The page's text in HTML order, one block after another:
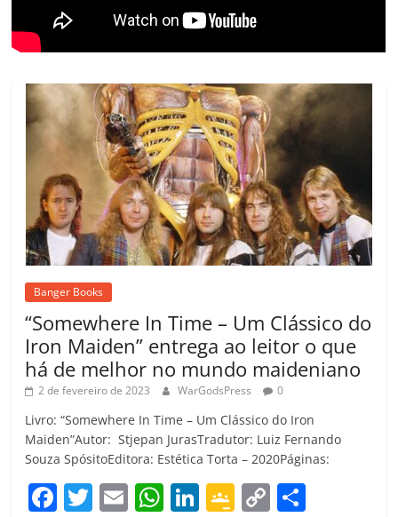
Banger Books
“Somewhere In Time – Um Clássico do
Iron Maiden” entrega ao leitor o que
há de melhor no mundo maideniano
2 de fevereiro de 2023 WarGodsPress 0
Livro: “Somewhere In Time – Um Clássico do Iron
Maiden”Autor: Stjepan JurasTradutor: Luiz Fernando
Souza SpósitoEditora: Estética Torta – 2020Páginas:
F T E W Li G C